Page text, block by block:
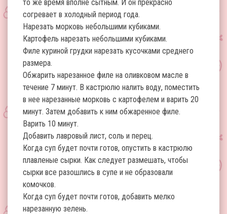
то же время вполне сытным. И он прекрасно
согревает в холодный период года.
Нарезать морковь небольшими кубиками.
Картофель нарезать небольшими кубиками.
Филе куриной грудки нарезать кусочками среднего
размера.
Обжарить нарезанное филе на оливковом масле в
течение 7 минут. В кастрюлю налить воду, поместить
в нее нарезанные морковь с картофелем и варить 20
минут. Затем добавить к ним обжаренное филе.
Варить 10 минут.
Добавить лавровый лист, соль и перец.
Когда суп будет почти готов, опустить в кастрюлю
плавленые сырки. Как следует размешать, чтобы
сырки все разошлись в супе и не образовали
комочков.
Когда суп будет почти готов, добавить мелко
нарезанную зелень.